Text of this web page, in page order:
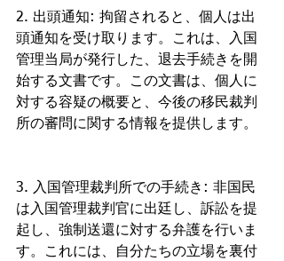
2. 出頭通知: 拘留されると、個人は出
頭通知を受け取ります。これは、入国
管理当局が発行した、退去手続きを開
始する文書です。この文書は、個人に
対する容疑の概要と、今後の移民裁判
所の審問に関する情報を提供します。
3. 入国管理裁判所での手続き: 非国民
は入国管理裁判官に出廷し、訴訟を提
起し、強制送還に対する弁護を行いま
す。これには、自分たちの立場を裏付